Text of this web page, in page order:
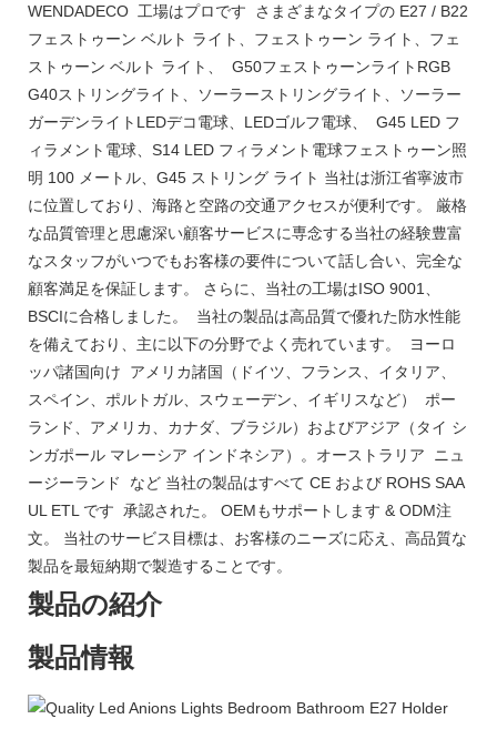
WENDADECO 工場はプロです さまざまなタイプの E27 / B22
フェストゥーン ベルト ライト、フェストゥーン ライト、フェ
ストゥーン ベルト ライト、 G50フェストゥーンライトRGB
G40ストリングライト、ソーラーストリングライト、ソーラー
ガーデンライトLEDデコ電球、LEDゴルフ電球、 G45 LED フ
ィラメント電球、S14 LED フィラメント電球フェストゥーン照
明 100 メートル、G45 ストリング ライト 当社は浙江省寧波市
に位置しており、海路と空路の交通アクセスが便利です。 厳格
な品質管理と思慮深い顧客サービスに専念する当社の経験豊富
なスタッフがいつでもお客様の要件について話し合い、完全な
顧客満足を保証します。 さらに、当社の工場はISO 9001、
BSCIに合格しました。 当社の製品は高品質で優れた防水性能
を備えており、主に以下の分野でよく売れています。 ヨーロ
ッパ諸国向け アメリカ諸国（ドイツ、フランス、イタリア、
スペイン、ポルトガル、スウェーデン、イギリスなど） ポー
ランド、アメリカ、カナダ、ブラジル）およびアジア（タイ シ
ンガポール マレーシア インドネシア）。オーストラリア ニュ
ージーランド など 当社の製品はすべて CE および ROHS SAA
UL ETL です 承認された。 OEMもサポートします & ODM注
文。 当社のサービス目標は、お客様のニーズに応え、高品質な
製品を最短納期で製造することです。
製品の紹介
製品情報